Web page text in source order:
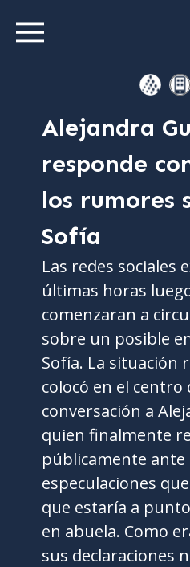
Alejandra
responde
los rumores
Sofía
Las redes sociales
últimas horas
comenzaran a
sobre un posible
Sofía. La situación
colocó en el centro
conversación a
quien finalmente
públicamente ante
especulaciones
que estaría a
en abuela. Como
sus declaraciones